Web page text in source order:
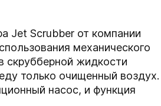
Jet Scrubber от компании
механического
скрубберной жидкости
только очищенный воздух.
насос, и функция